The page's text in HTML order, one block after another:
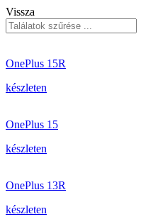
Vissza
OnePlus 15R
készleten
OnePlus 15
készleten
OnePlus 13R
készleten